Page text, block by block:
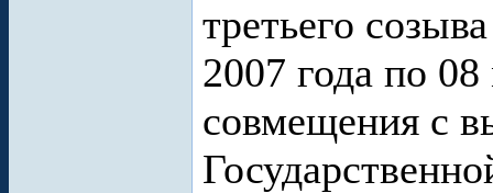
третьего
2007 года по
совмещения с